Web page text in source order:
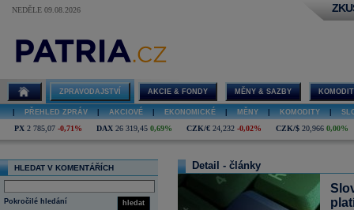
NEDĚLE 09.08.2026
ZPRAVODAJSTVÍ AKCIE & FONDY MĚNY & SAZBY
PŘEHLED ZPRÁV AKCIOVÉ EKONOMICKÉ MĚNY KOMODITY
PX 2 785,07 -0,71% DAX 26 319,45 0,69% CZK/€ 24,232 -0,02% CZK/$ 20,966 0,00%
HLEDAT V KOMENTÁŘÍCH
hledat
Pokročilé hledání
Detail - články